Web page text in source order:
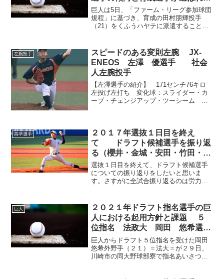
原因について
巨人は5日、「ファーム・リーグ参加球団
規程」に基づき、育成の田村朋輝投手
（21）をくふうハヤテに派遣することを
登板。4回を投げ1勝1敗、防御率0・00の
成績を残し...
左腕投手
スピードのある変則左腕 JX-
ENEOS 左澤 優選手 社会
人左腕投手
【左澤選手の紹介】 171センチ76キロ
左投げ左打ち 変化球：スライダー・カ
ーブ・チェンジアップ・ツーシーム
から最速143キロ...
高卒選手
２０１７年選抜１日目を終え
て ドラフト候補選手を振り返
る（櫻井・金城・安田・竹田・若
林・・山口・福元・松本・太田）
選抜１日目を終えて、ドラフト候補選手
についての振り返りをしたいと思いま
す。さすがに全試合振り返るのは労力が
ついて。 日大三の先発は左腕のドラ
フト候補の櫻井選手。スライ...
巨人
２０２１年ドラフト指名選手の巨
人における起用方針と課題 ５
位指名 法政大 岡田 悠希選
手 大卒左外野手
巨人からドラフト５位指名を受けた岡田
悠希外野手（２１）＝法大＝が２９日、
川崎市の同大野球部寮で指名あいさつを